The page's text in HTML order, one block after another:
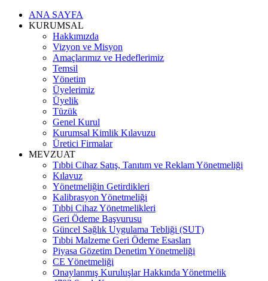
ANA SAYFA
KURUMSAL
Hakkımızda
Vizyon ve Misyon
Amaçlarımız ve Hedeflerimiz
Temsil
Yönetim
Üyelerimiz
Üyelik
Tüzük
Genel Kurul
Kurumsal Kimlik Kılavuzu
Üretici Firmalar
MEVZUAT
Tıbbi Cihaz Satış, Tanıtım ve Reklam Yönetmeliği
Kılavuz
Yönetmeliğin Getirdikleri
Kalibrasyon Yönetmeliği
Tıbbi Cihaz Yönetmelikleri
Geri Ödeme Başvurusu
Güncel Sağlık Uygulama Tebliği (SUT)
Tıbbi Malzeme Geri Ödeme Esasları
Piyasa Gözetim Denetim Yönetmeliği
CE Yönetmeliği
Onaylanmış Kuruluşlar Hakkında Yönetmelik